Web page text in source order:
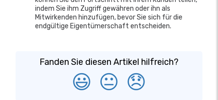
indem Sie ihm Zugriff gewähren oder ihn als
Mitwirkenden hinzufügen, bevor Sie sich für die
endgültige Eigentümerschaft entscheiden.
Fanden Sie diesen Artikel hilfreich?
😃 😐 😞